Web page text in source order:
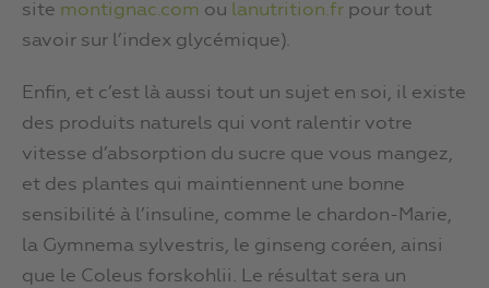
site montignac.com ou lanutrition.fr pour tout
savoir sur l’index glycémique).
Enfin, et c’est là aussi tout un sujet en soi, il existe
des produits naturels qui vont ralentir votre
vitesse d’absorption du sucre que vous mangez,
et des plantes qui maintiennent une bonne
sensibilité à l’insuline, comme le chardon-Marie,
la Gymnema sylvestris, le ginseng coréen, ainsi
que le Coleus forskohlii. Le résultat sera un